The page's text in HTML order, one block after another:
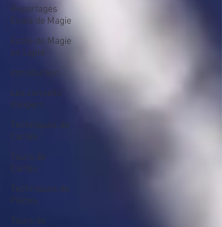
Reportages
École de Magie
École de Magie
en Ligne
Introduction
Les conseils
d’expert
Techniques de
Cartes
Tours de
Cartes
Techniques de
Pièces
Tours de